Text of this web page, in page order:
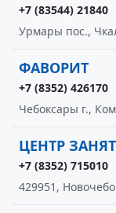
+7 (83544) 21840
Урмары пос.,
ФАВОРИТ
+7 (8352) 426170
Чебоксары г.,
ЦЕНТР
+7 (8352) 715010
429951,